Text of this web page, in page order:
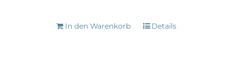
In den Warenkorb Details